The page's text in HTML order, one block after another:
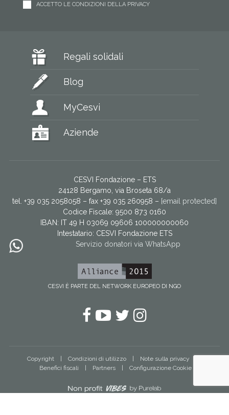
ACCETTO LE CONDIZIONI DELLA PRIVACY
Regali solidali
Blog
MyCesvi
Aziende
CESVI Fondazione – ETS
24128 Bergamo, via Broseta 68/a
tel. +39 035 2058058 – fax +39 035 260958 – [email protected]
Codice Fiscale: 9500 873 0160
IBAN: IT 49 H 03069 09606 100000000060
Intestatario: CESVI Fondazione ETS
Servizio donatori via WhatsApp
CESVI È PARTE DEL NETWORK EUROPEO DI NGO
Facebook
YouTube
Twitter
Instagram
Copyright Condizioni di utilizzo
Note sulla privacy
Benefici fiscali
Partners Configurazione Cookie